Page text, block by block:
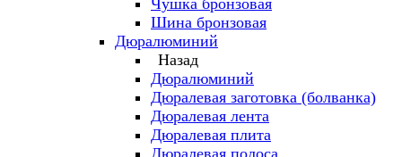
Чушка бронзовая
Шина бронзовая
Дюралюминий
Назад
Дюралюминий
Дюралевая заготовка (болванка)
Дюралевая лента
Дюралевая плита
Дюралевая полоса